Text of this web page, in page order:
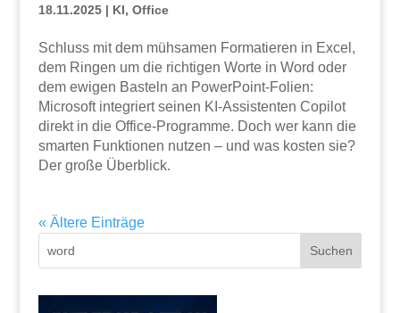
18.11.2025| KI, Office
Schluss mit dem mühsamen Formatieren in Excel,
dem Ringen um die richtigen Worte in Word oder
dem ewigen Basteln an PowerPoint-Folien:
Microsoft integriert seinen KI-Assistenten Copilot
direkt in die Office-Programme. Doch wer kann die
smarten Funktionen nutzen – und was kosten sie?
Der große Überblick.
« Ältere Einträge